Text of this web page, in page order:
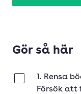
Gör så här
1. Rensa
Försök att